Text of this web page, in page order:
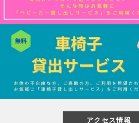
アクセス情報